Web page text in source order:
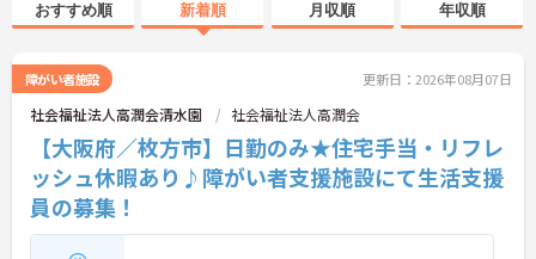
おすすめ順 新着順 月収順 年収順
障がい者施設 更新日：2026年08月07日
社会福祉法人高潤会清水園 社会福祉法人高潤会
【大阪府／枚方市】日勤のみ★住宅手当・リフレ
ッシュ休暇あり♪障がい者支援施設にて生活支援
員の募集！